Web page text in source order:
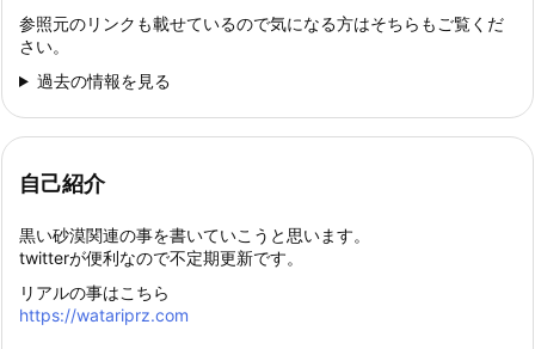
参照元のリンクも載せているので気になる方はそちらもご覧くだ
さい。
過去の情報を見る
自己紹介
黒い砂漠関連の事を書いていこうと思います。
twitterが便利なので不定期更新です。
リアルの事はこちら
https://watariprz.com